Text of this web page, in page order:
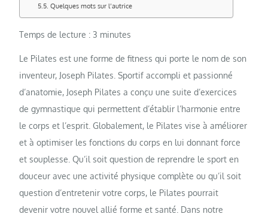
Quelques mots sur l’autrice
Temps de lecture : 3 minutes
Le Pilates est une forme de fitness qui porte le nom de son
inventeur, Joseph Pilates. Sportif accompli et passionné
d’anatomie, Joseph Pilates a conçu une suite d’exercices
de gymnastique qui permettent d’établir l’harmonie entre
le corps et l’esprit. Globalement, le Pilates vise à améliorer
et à optimiser les fonctions du corps en lui donnant force
et souplesse. Qu’il soit question de reprendre le sport en
douceur avec une activité physique complète ou qu’il soit
question d’entretenir votre corps, le Pilates pourrait
devenir votre nouvel allié forme et santé. Dans notre